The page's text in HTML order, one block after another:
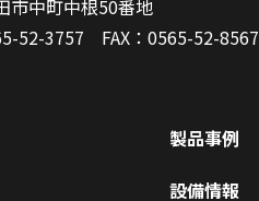
市中町中根50番地
52-3757 FAX：0565-52-8567
製品事例
設備情報